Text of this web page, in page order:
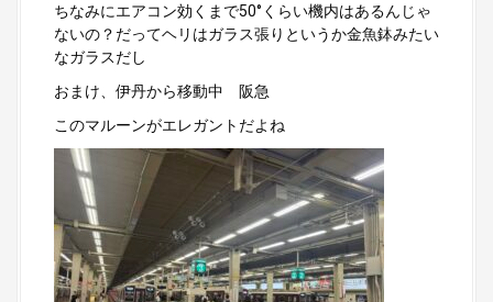
ちなみにエアコン効くまで50°くらい機内はあるんじゃ
ないの？だってヘリはガラス張りというか金魚鉢みたい
なガラスだし
おまけ、伊丹から移動中 阪急
このマルーンがエレガントだよね